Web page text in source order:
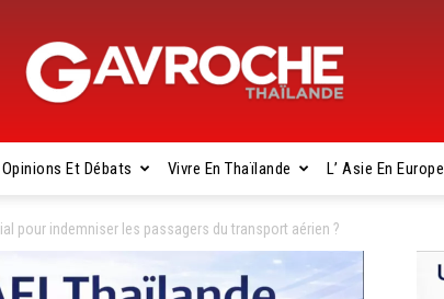
Gavroche
Opinions Et Débats Vivre En Thaïlande L’ Asie En Europe
pour indemniser les passagers du transport aérien ?